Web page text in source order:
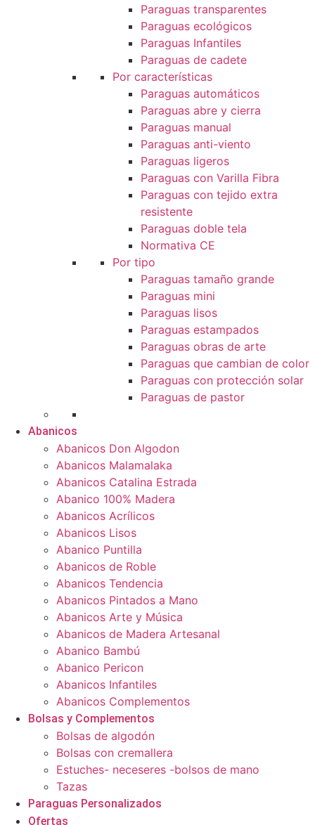
Paraguas transparentes
Paraguas ecológicos
Paraguas Infantiles
Paraguas de cadete
Por características
Paraguas automáticos
Paraguas abre y cierra
Paraguas manual
Paraguas anti-viento
Paraguas ligeros
Paraguas con Varilla Fibra
Paraguas con tejido extra
resistente
Paraguas doble tela
Normativa CE
Por tipo
Paraguas tamaño grande
Paraguas mini
Paraguas lisos
Paraguas estampados
Paraguas obras de arte
Paraguas que cambian de color
Paraguas con protección solar
Paraguas de pastor
Abanicos
Abanicos Don Algodon
Abanicos Malamalaka
Abanicos Catalina Estrada
Abanico 100% Madera
Abanicos Acrílicos
Abanicos Lisos
Abanico Puntilla
Abanicos de Roble
Abanicos Tendencia
Abanicos Pintados a Mano
Abanicos Arte y Música
Abanicos de Madera Artesanal
Abanico Bambú
Abanico Pericon
Abanicos Infantiles
Abanicos Complementos
Bolsas y Complementos
Bolsas de algodón
Bolsas con cremallera
Estuches- neceseres -bolsos de mano
Tazas
Paraguas Personalizados
Ofertas